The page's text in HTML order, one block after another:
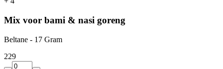
Mix voor bami & nasi goreng
Beltane - 17 Gram
229